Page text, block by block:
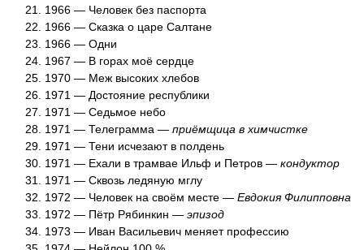
1966 — Человек без паспорта
1966 — Сказка о царе Салтане
1966 — Одни
1967 — В горах моё сердце
1970 — Меж высоких хлебов
1971 — Достояние республики
1971 — Седьмое небо
1971 — Телеграмма — приёмщица в химчистке
1971 — Тени исчезают в полдень
1971 — Ехали в трамвае Ильф и Петров — кондуктор
1971 — Сквозь ледяную мглу
1972 — Человек на своём месте — Евдокия Филипповна
1972 — Пётр Рябинкин — эпизод
1973 — Иван Васильевич меняет профессию